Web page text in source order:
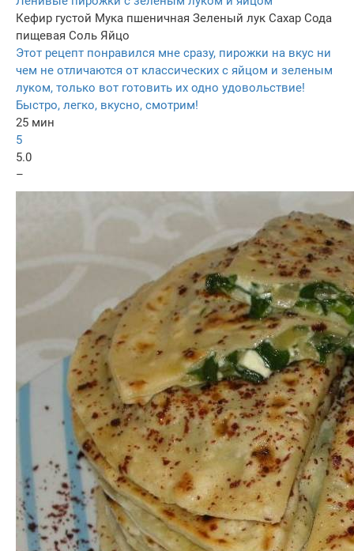
Кефир густой Мука пшеничная Зеленый лук Сахар Сода
пищевая Соль Яйцо
Этот рецепт понравился мне сразу, пирожки на вкус ни
чем не отличаются от классических с яйцом и зеленым
луком, только вот готовить их одно удовольствие!
Быстро, легко, вкусно, смотрим!
25 мин
5
5.0
–